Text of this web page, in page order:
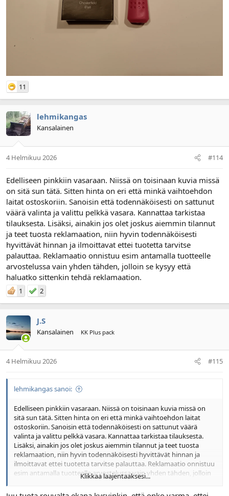
11
lehmikangas
Kansalainen
4 Helmikuu 2026 #114
Edelliseen pinkkiin vasaraan. Niissä on toisinaan kuvia missä
on sitä sun tätä. Sitten hinta on eri että minkä vaihtoehdon
laitat ostoskoriin. Sanoisin että todennäköisesti on sattunut
väärä valinta ja valittu pelkkä vasara. Kannattaa tarkistaa
tilauksesta. Lisäksi, ainakin jos olet joskus aiemmin tilannut
ja teet tuosta reklamaation, niin hyvin todennäköisesti
hyvittävät hinnan ja ilmoittavat ettei tuotetta tarvitse
palauttaa. Reklamaatio onnistuu esim antamalla tuotteelle
arvostelussa vain yhden tähden, jolloin se kysyy että
haluatko sittenkin tehdä reklamaation.
1 2
J.S
Kansalainen KK Plus pack
4 Helmikuu 2026 #115
lehmikangas sanoi:
Edelliseen pinkkiin vasaraan. Niissä on toisinaan kuvia missä on
sitä sun tätä. Sitten hinta on eri että minkä vaihtoehdon laitat
ostoskoriin. Sanoisin että todennäköisesti on sattunut väärä
valinta ja valittu pelkkä vasara. Kannattaa tarkistaa tilauksesta.
Lisäksi, ainakin jos olet joskus aiemmin tilannut ja teet tuosta
reklamaation, niin hyvin todennäköisesti hyvittävät hinnan ja
ilmoittavat ettei tuotetta tarvitse palauttaa. Reklamaatio onnistuu
esim antamalla tuotteelle arvostelussa vain yhden tähden, jolloin
se kysyy että haluatko sittenkin tehdä reklamaation.
Klikkaa laajentaaksesi...